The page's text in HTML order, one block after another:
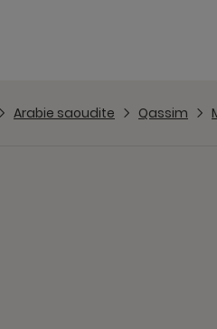
Arabie saoudite Qassim